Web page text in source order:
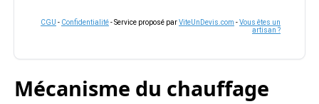
CGU - Confidentialité- Service proposé parViteUnDevis.com -Vous êtes un
artisan ?
Mécanisme du chauffage